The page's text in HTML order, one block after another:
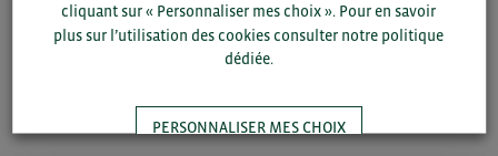
cliquant sur « Personnaliser mes choix ». Pour en savoir
plus sur l’utilisation des cookies consulter notre politique
dédiée.
PERSONNALISER MES CHOIX